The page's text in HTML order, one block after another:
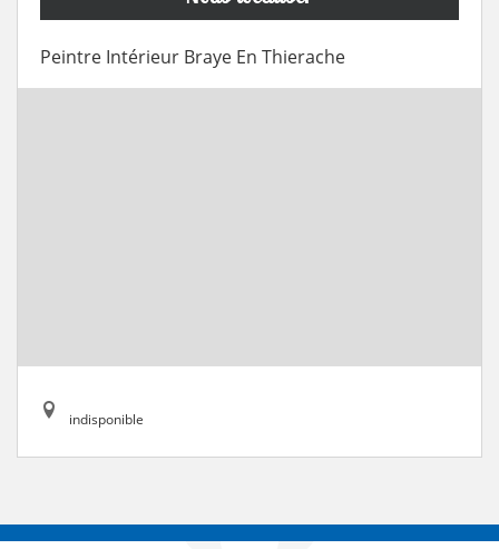
Peintre Intérieur Braye En Thierache
indisponible